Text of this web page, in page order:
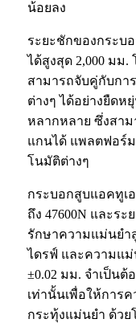
น้อยลง
ระยะชักของกระบ
ได้สูงสุด 2,000 มม.
สามารถจับคู่กับกา
ต่างๆ ได้อย่างยืดห
หลากหลาย ซึ่งสา
แกนได้ แพลตฟอร์
โนมัติต่างๆ
กระบอกสูบแอคทูเ
ถึง 47600N และร
รักษาความแม่นยำ
ไดรฟ์ และความแ
±0.02 มม. จำเป็นต้
เท่านั้นเพื่อให้การ
กระทุ้งแม่นยำ ด้วย